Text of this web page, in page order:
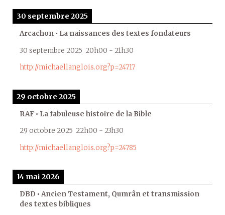
30 septembre 2025
Arcachon • La naissances des textes fondateurs
30 septembre 2025 20h00 - 21h30
http://michaellanglois.org?p=24717
29 octobre 2025
RAF • La fabuleuse histoire de la Bible
29 octobre 2025 22h00 - 23h30
http://michaellanglois.org?p=24785
14 mai 2026
DBD • Ancien Testament, Qumrân et transmission
des textes bibliques